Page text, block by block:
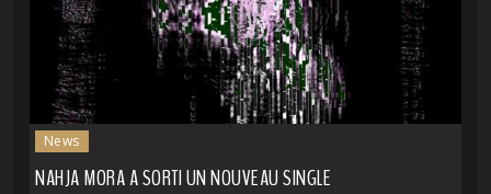
News
NAHJA MORA A SORTI UN NOUVEAU SINGLE